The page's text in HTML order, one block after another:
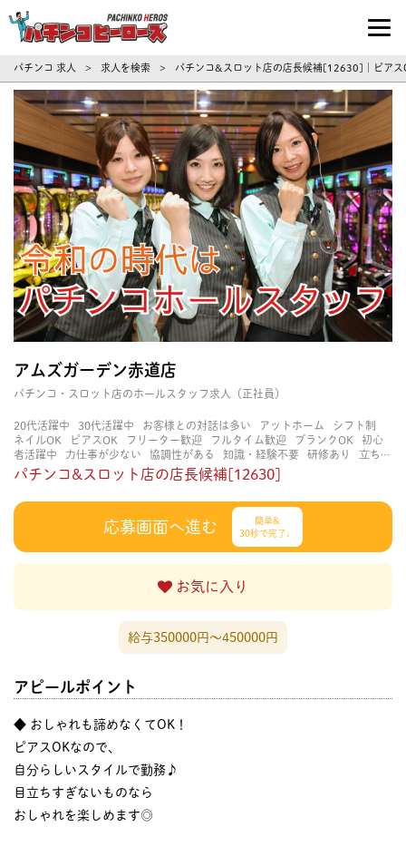
パチンコ求人・転職ならパチンコヒーロ
パチンコ 求人 > 求人を検索 > パチンコ&スロット店の店長候補[12630]｜ピア
アムズガーデン赤道店
パチンコ・スロット店のホールスタッフ求人（正社員）
20代活躍中 30代活躍中 お客様との対話は多い アットホーム
シフト制
ネイルOK
ピアスOK フリーター歓迎 フルタイム歓迎 ブランクOK
初心
者活躍中
力仕事が少ない 協調性がある 知識・経験不要 研修あり
立ち仕
事
経験者・有資格者歓迎 茶髪OK 賑やかな職場 長く働ける
パチンコ&スロット店の店長候補[12630]
応募画面へ進む
簡単&
30秒で完了♩
お気に入り
給与350000円〜450000円
アピールポイント
◆ おしゃれも諦めなくてOK！
ピアスOKなので、
自分らしいスタイルで勤務♪
目立ちすぎないものなら
おしゃれを楽しめます◎